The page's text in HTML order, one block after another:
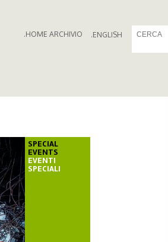
.ENGLISH
.HOME ARCHIVIO
SPECIAL
EVENTS
EVENTI
SPECIALI